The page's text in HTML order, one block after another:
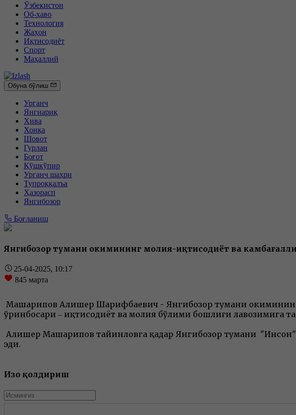
Ўзбекистон
Об-ҳаво
Технология
Жаҳон
Иқтисодиёт
Спорт
Маҳаллий
Обуна бўлиш
Урганч
Янгиариқ
Хива
Хонқа
Шовот
Гурлан
Боғот
Қўшкўпир
Урганч шаҳри
Тупроққалъа
Ҳазорасп
Янгибозор
Боғланиш
Янгибозор тумани ҳокимининг молия-иқтисодиёт ва
25-04-2025, 10:17
845 марта
Машарипов Алишер Шарифбаевич - Янгибозор тумани
ўринбосари ‒ иқтисодиёт ва молия бўлими бошлиғи лавозимига
Алишер Машарипов тайинловга қадар Янгибозор тумани
эди.
Изоҳ қолдириш